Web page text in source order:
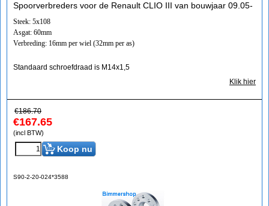
Spoorverbreders voor de Renault CLIO III van bouwjaar 09.05-
Steek: 5x108
Asgat: 60mm
Verbreding: 16mm per wiel (32mm per as)
Standaard schroefdraad is M14x1,5
Klik hier
€186.70
€167.65
(incl BTW)
Koop nu
S90-2-20-024*3588